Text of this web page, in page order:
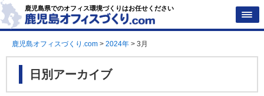
鹿児島県でのオフィス環境づくりはお任せください
鹿児島オフィスづくり.com > 2024年 > 3月
日別アーカイブ